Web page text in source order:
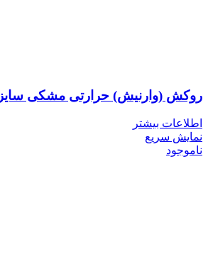
روکش (وارنیش) حرارتی مشکی سایز 5mm – یک متر
اطلاعات بیشتر
نمایش سریع
ناموجود